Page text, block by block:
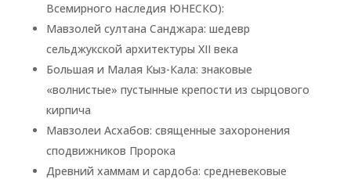
Всемирного наследия ЮНЕСКО):
Мавзолей султана Санджара: шедевр
сельджукской архитектуры XII века
Большая и Малая Кыз-Кала: знаковые
«волнистые» пустынные крепости из сырцового
кирпича
Мавзолеи Асхабов: священные захоронения
сподвижников Пророка
Древний хаммам и сардоба: средневековые